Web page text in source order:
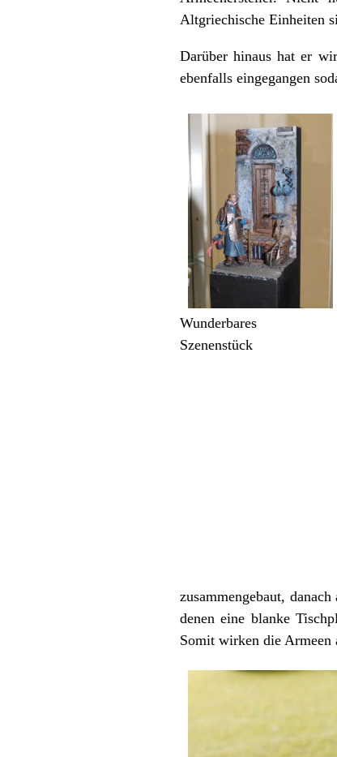
Altgriechische Einheiten
Darüber hinaus hat er
ebenfalls eingegangen
Wunderbares
Szenenstück
zusammengebaut,
denen eine blanke
Somit wirken die Armeen